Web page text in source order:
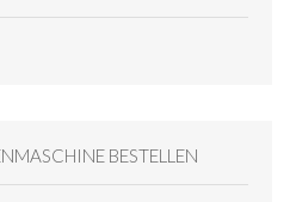
BESTELLEN